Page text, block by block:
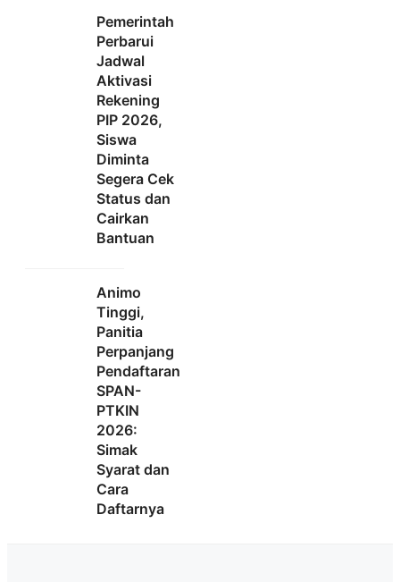
Pemerintah
Perbarui
Jadwal
Aktivasi
Rekening
PIP 2026,
Siswa
Diminta
Segera Cek
Status dan
Cairkan
Bantuan
Animo
Tinggi,
Panitia
Perpanjang
Pendaftaran
SPAN-
PTKIN
2026:
Simak
Syarat dan
Cara
Daftarnya